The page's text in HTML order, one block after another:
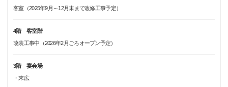
客室（2025年9月～12月末まで改修工事予定）
4階 客室階
改装工事中（2026年2月ごろオープン予定）
3階 宴会場
・末広